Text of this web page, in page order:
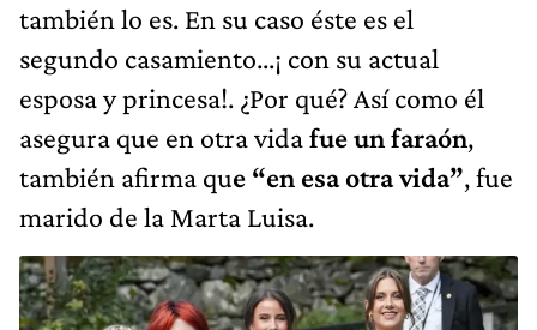
también lo es. En su caso éste es el
segundo casamiento...¡ con su actual
esposa y princesa!. ¿Por qué? Así como él
asegura que en otra vidafue un faraón,
también afirma que “en esa otra vida”, fue
marido de la Marta Luisa.